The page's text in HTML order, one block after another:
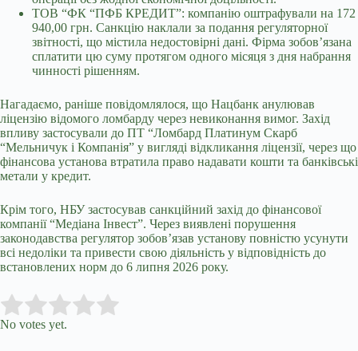
ТОВ “ФК “ПФБ КРЕДИТ”: компанію оштрафували на 172
940,00 грн. Санкцію наклали за подання регуляторної
звітності, що містила недостовірні дані. Фірма зобов’язана
сплатити цю суму протягом одного місяця з дня набрання
чинності рішенням.
Нагадаємо, раніше повідомлялося, що Нацбанк анулював
ліцензію відомого ломбарду через невиконання вимог. Захід
впливу застосували до ПТ “Ломбард Платинум Скарб
“Мельничук і Компанія” у вигляді відкликання ліцензії, через що
фінансова установа втратила право надавати кошти та банківські
метали у кредит.
Крім того, НБУзастосував санкційний захід до фінансової
компанії “Медіана Інвест”. Через виявлені порушення
законодавства регулятор зобов’язав установу повністю усунути
всі недоліки та привести свою діяльність у відповідність до
встановлених норм до 6 липня 2026 року.
Rate this item:
No votes yet.